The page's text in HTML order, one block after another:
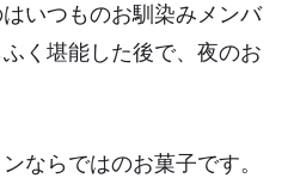
いつものお馴染みメンバ
く堪能した後で、夜のお
ならではのお菓子です。